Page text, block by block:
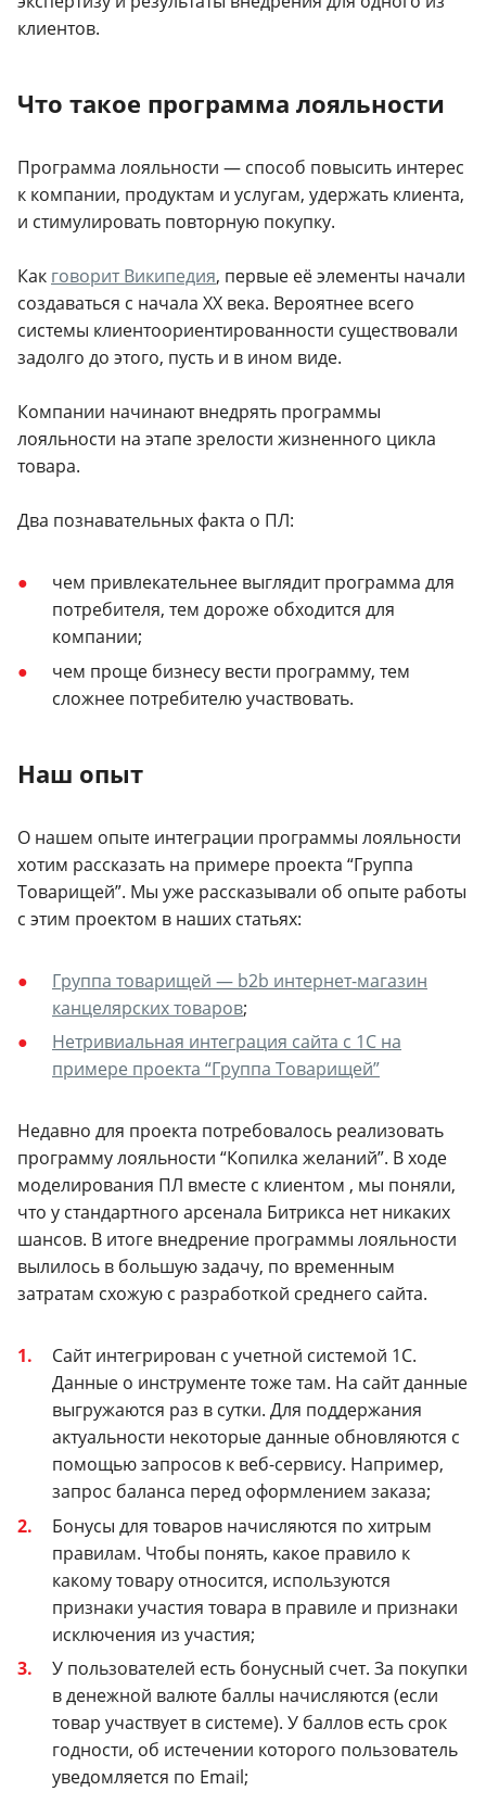
клиентов.
Что такое программа лояльности
Программа лояльности — способ повысить интерес
к компании, продуктам и услугам, удержать клиента,
и стимулировать повторную покупку.
Как говорит Википедия, первые её элементы начали
создаваться с начала XX века. Вероятнее всего
системы клиентоориентированности существовали
задолго до этого, пусть и в ином виде.
Компании начинают внедрять программы
лояльности на этапе зрелости жизненного цикла
товара.
Два познавательных факта о ПЛ:
чем привлекательнее выглядит программа для
потребителя, тем дороже обходится для
компании;
чем проще бизнесу вести программу, тем
сложнее потребителю участвовать.
Наш опыт
О нашем опыте интеграции программы лояльности
хотим рассказать на примере проекта “Группа
Товарищей”. Мы уже рассказывали об опыте работы
с этим проектом в наших статьях:
Группа товарищей — b2b интернет-магазин
канцелярских товаров;
Нетривиальная интеграция сайта с 1С на
примере проекта “Группа Товарищей”
Недавно для проекта потребовалось реализовать
программу лояльности “Копилка желаний”. В ходе
моделирования ПЛ вместе с клиентом , мы поняли,
что у стандартного арсенала Битрикса нет никаких
шансов. В итоге внедрение программы лояльности
вылилось в большую задачу, по временным
затратам схожую с разработкой среднего сайта.
Сайт интегрирован с учетной системой 1С.
Данные о инструменте тоже там. На сайт данные
выгружаются раз в сутки. Для поддержания
актуальности некоторые данные обновляются с
помощью запросов к веб-сервису. Например,
запрос баланса перед оформлением заказа;
Бонусы для товаров начисляются по хитрым
правилам. Чтобы понять, какое правило к
какому товару относится, используются
признаки участия товара в правиле и признаки
исключения из участия;
У пользователей есть бонусный счет. За покупки
в денежной валюте баллы начисляются (если
товар участвует в системе). У баллов есть срок
годности, об истечении которого пользователь
уведомляется по Email;